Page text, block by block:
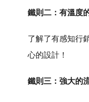
鐵則二：有溫度
了解了有感知行
心的設計！
鐵則三：強大的